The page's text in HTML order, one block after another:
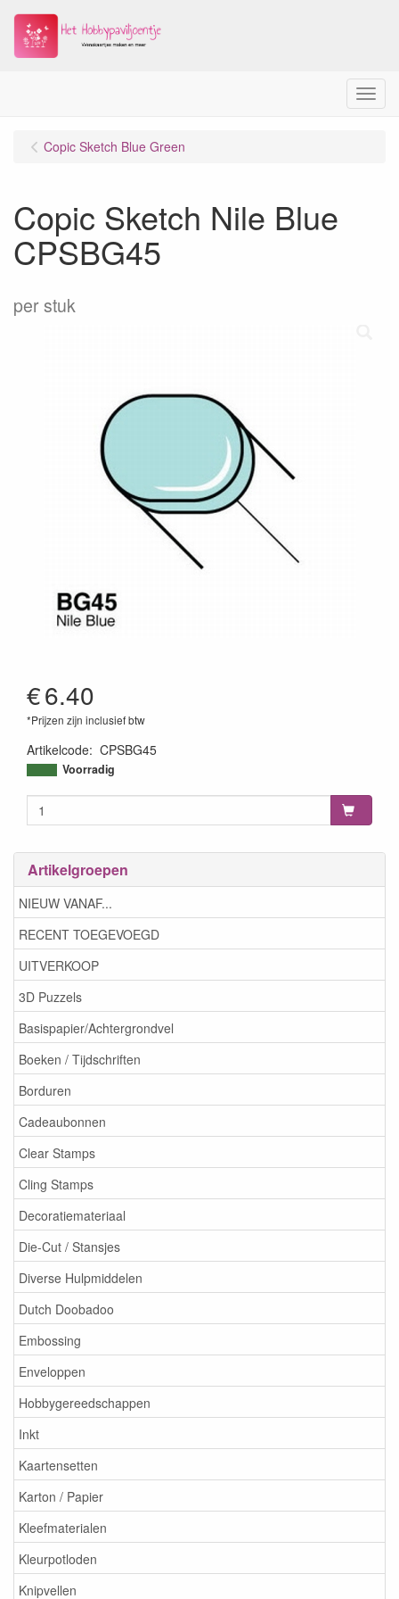
Menu
Artikelgroepen
NIEUW VANAF...
RECENT TOEGEVOEGD
UITVERKOOP
3D Puzzels
Basispapier/Achtergrondvel
Boeken / Tijdschriften
Borduren
Cadeaubonnen
Clear Stamps
Cling Stamps
Decoratiemateriaal
Die-Cut / Stansjes
Diverse Hulpmiddelen
Dutch Doobadoo
Embossing
Enveloppen
Hobbygereedschappen
Inkt
Kaartensetten
Karton / Papier
Kleefmaterialen
Kleurpotloden
Knipvellen
Copic Sketch Blue Green
Copic Sketch Nile Blue
CPSBG45
per stuk
€6.40
*Prijzen zijn inclusief btw
Artikelcode: CPSBG45
4511338002780
Voorradig